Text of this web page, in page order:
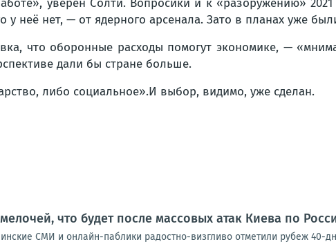
, уверен Солти. Вопросики и к «разоружению» 2021
у неё нет, — от ядерного арсенала. Зато в планах уже
что оборонные расходы помогут экономике, —
дали бы стране больше.
либо социальное».И выбор, видимо, уже сделан.
что будет после массовых атак Киева по
СМИ и онлайн-паблики радостно-визгливо отметили рубеж